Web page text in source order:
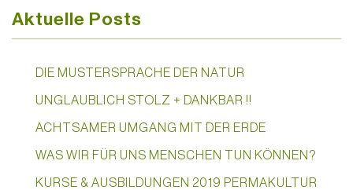
Aktuelle Posts
DIE MUSTERSPRACHE DER NATUR
UNGLAUBLICH STOLZ + DANKBAR !!
ACHTSAMER UMGANG MIT DER ERDE
WAS WIR FÜR UNS MENSCHEN TUN KÖNNEN?
KURSE & AUSBILDUNGEN 2019 PERMAKULTUR